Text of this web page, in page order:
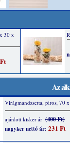
Az
Virágmandzsetta, piros, 70
ajánlott kisker ár: (400 Ft)
nagyker nettó ár: 231 Ft